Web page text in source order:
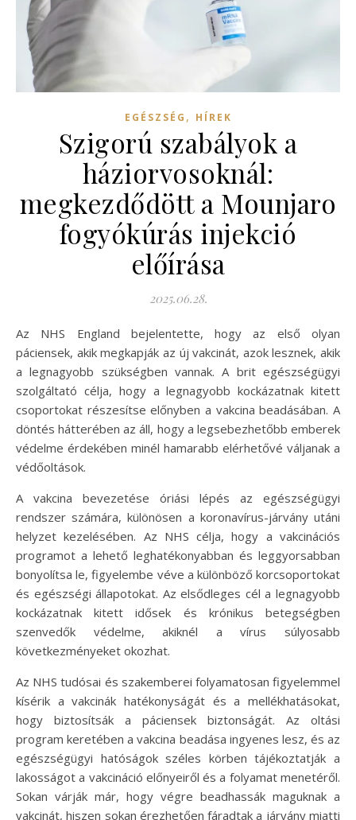
EGÉSZSÉG , HÍREK
Szigorú szabályok a
háziorvosoknál:
megkezdődött a Mounjaro
fogyókúrás injekció
előírása
2025.06.28.
Az NHS England bejelentette, hogy az első olyan
páciensek, akik megkapják az új vakcinát, azok lesznek, akik
a legnagyobb szükségben vannak. A brit egészségügyi
szolgáltató célja, hogy a legnagyobb kockázatnak kitett
csoportokat részesítse előnyben a vakcina beadásában. A
döntés hátterében az áll, hogy a legsebezhetőbb emberek
védelme érdekében minél hamarabb elérhetővé váljanak a
védőoltások.
A vakcina bevezetése óriási lépés az egészségügyi
rendszer számára, különösen a koronavírus-járvány utáni
helyzet kezelésében. Az NHS célja, hogy a vakcinációs
programot a lehető leghatékonyabban és leggyorsabban
bonyolítsa le, figyelembe véve a különböző korcsoportokat
és egészségi állapotokat. Az elsődleges cél a legnagyobb
kockázatnak kitett idősek és krónikus betegségben
szenvedők védelme, akiknél a vírus súlyosabb
következményeket okozhat.
Az NHS tudósai és szakemberei folyamatosan figyelemmel
kísérik a vakcinák hatékonyságát és a mellékhatásokat,
hogy biztosítsák a páciensek biztonságát. Az oltási
program keretében a vakcina beadása ingyenes lesz, és az
egészségügyi hatóságok széles körben tájékoztatják a
lakosságot a vakcináció előnyeiről és a folyamat menetéről.
Sokan várják már, hogy végre beadhassák maguknak a
vakcinát, hiszen sokan érezhetően fáradtak a járvány miatti